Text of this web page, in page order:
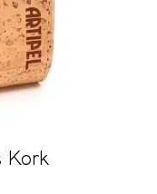
Kork